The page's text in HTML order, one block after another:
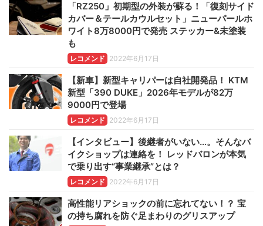
「RZ250」初期型の外装が蘇る！「復刻サイド
カバー＆テールカウルセット」ニューパールホ
ワイト8万8000円で発売 ステッカー&未塗装
も
レコメンド 2022年6月17日
【新車】新型キャリパーは自社開発品！ KTM
新型「390 DUKE」2026年モデルが82万
9000円で登場
レコメンド 2022年6月17日
【インタビュー】後継者がいない…。そんなバ
イクショップは連絡を！ レッドバロンが本気
で乗り出す“事業継承”とは？
レコメンド 2022年6月17日
高性能リアショックの前に忘れてない！？ 宝
の持ち腐れを防ぐ足まわりのグリスアップ